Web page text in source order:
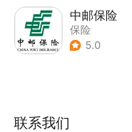
中邮保险
保险
5.0
联系我们